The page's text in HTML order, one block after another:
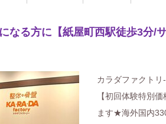
る方に【紙屋町西駅徒歩3分/
カラダファクト
【初回体験特別
ます★海外国内